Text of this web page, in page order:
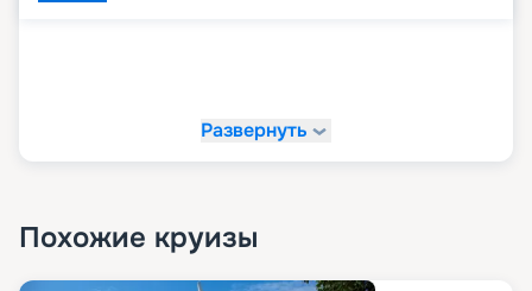
Развернуть
Похожие круизы